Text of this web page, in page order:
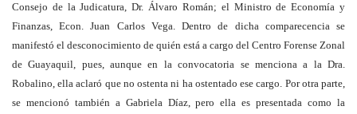
Consejo de la Judicatura, Dr. Álvaro Román; el Ministro de Economía y
Finanzas, Econ. Juan Carlos Vega. Dentro de dicha comparecencia se
manifestó el desconocimiento de quién está a cargo del Centro Forense Zonal
de Guayaquil, pues, aunque en la convocatoria se menciona a la Dra.
Robalino, ella aclaró que no ostenta ni ha ostentado ese cargo. Por otra parte,
se mencionó también a Gabriela Díaz, pero ella es presentada como la